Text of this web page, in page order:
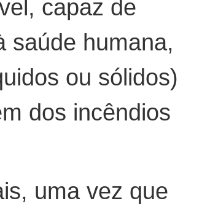
capaz de
saúde humana,
ou sólidos)
dos incêndios
uma vez que